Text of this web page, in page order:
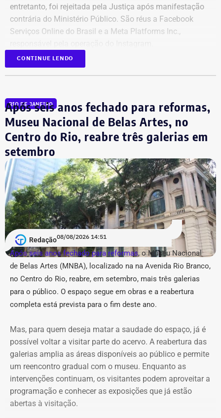
entretanto, foi rejeitada pela Justiça após manifestação
contrária do Ministério Público. São réus a Facebook
Serviços Online do Brasil e a Meta Platforms Inc.,
Os administradores dos perfis não foram incluídos no
tem como alvo informações relacionadas a nove contas.
São elas: @buziosinformacoes;
@politicanewsregiaodoslagos; @buziosnoticias;
@fofoca_na_calcada; @gladysnunesbuzios;
@acorda_buziosrj; @buziosnuecru; @mayfelixrj;
@choqueibuzios.
Acusação de “estética
pseudojornalística” e suspeita de
“repetição” no Instagram
Em um anexo de 36 páginas, o município relacionou 31
publicações, sendo a maior parte — 14 conteúdos —
atribuída ao perfil @buziosnuecru. Outras seis são do
@buziosinformacoes, quatro do @acorda_buziosrj, duas
do @fofoca_na_calcada e as demais estão distribuídas
Na petição inicial, a gestão municipal afirma que os perfis
empregam “estética pseudojornalística”, manchetes
conclusivas, memes, montagens e acusações por
associação para repercutir temas relacionados a
hospitais, contratos, obras, programas públicos e agentes
municipais. Além disso, o Executivo também alerta que a
CONTINUE LENDO
RIO DE JANEIRO
Após seis anos fechado para reformas,
Museu Nacional de Belas Artes, no
Centro do Rio, reabre três galerias em
setembro
Redação08/08/2026 14:51
Após seis anos fechado para reformas, o Museu Nacional
de Belas Artes (MNBA), localizado na na Avenida Rio Branco,
no Centro do Rio, reabre, em setembro, mais três galerias
para o público. O espaço segue em obras e a reabertura
completa está prevista para o fim deste ano.
Mas, para quem deseja matar a saudade do espaço, já é
possível voltar a visitar parte do acervo. A reabertura das
galerias amplia as áreas disponíveis ao público e permite
um reencontro gradual com o museu. Enquanto as
intervenções continuam, os visitantes podem aproveitar a
programação e conhecer as exposições que já estão
abertas à visitação.